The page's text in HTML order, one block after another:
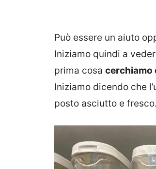
Può essere un aiuto
Iniziamo quindi a
prima cosa cerchiamo
Iniziamo dicendo che
posto asciutto e fresco.